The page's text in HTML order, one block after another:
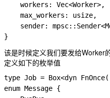
    workers: Vec<Worker>,
    max_workers: usize,
sender:
该是时候定义我们要发给Worker
定义如下的枚举值
type Job = Box<dyn
enum Message {